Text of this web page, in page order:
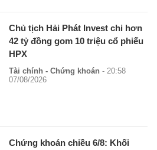
Chủ tịch Hải Phát Invest chi hơn
42 tỷ đồng gom 10 triệu cổ phiếu
HPX
Tài chính - Chứng khoán - 20:58
07/08/2026
Chứng khoán chiều 6/8: Khối